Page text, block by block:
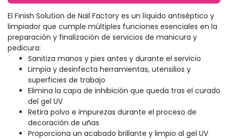
El Finish Solution de Nail Factory es un líquido antiséptico y
limpiador que cumple múltiples funciones esenciales en la
preparación y finalización de servicios de manicura y
pedicura:
Sanitiza manos y pies antes y durante el servicio
Limpia y desinfecta herramientas, utensilios y
superficies de trabajo
Elimina la capa de inhibición que queda tras el curado
del gel UV
Retira polvo e impurezas durante el proceso de
decoración de uñas
Proporciona un acabado brillante y limpio al gel UV